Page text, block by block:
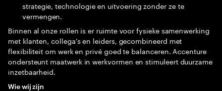
strategie, technologie en uitvoering zonder ze te
vermengen.
Binnen al onze rollen is er ruimte voor fysieke samenwerking
met klanten, collega’s en leiders, gecombineerd met
flexibiliteit om werk en privé goed te balanceren. Accenture
ondersteunt maatwerk in werkvormen en stimuleert duurzame
inzetbaarheid.
Wie wij zijn